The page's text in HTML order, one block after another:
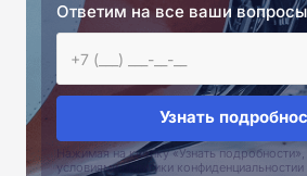
Ответим на все ваши вопросы
Узнать
Нажимая на кнопку «Узнать подробности»,
условиями политики конфиденциальностии